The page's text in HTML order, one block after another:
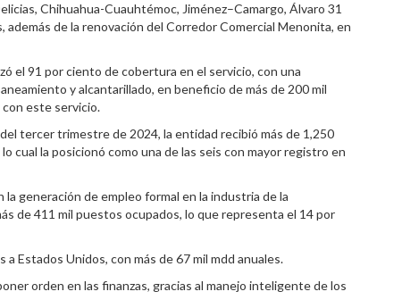
Chihuahua-Cuauhtémoc, Jiménez–Camargo, Álvaro 31
además de la renovación del Corredor Comercial Menonita, en
el 91 por ciento de cobertura en el servicio, con una
y alcantarillado, en beneficio de más de 200 mil
este servicio.
tercer trimestre de 2024, la entidad recibió más de 1,250
cual la posicionó como una de las seis con mayor registro en
generación de empleo formal en la industria de la
de 411 mil puestos ocupados, lo que representa el 14 por
Estados Unidos, con más de 67 mil mdd anuales.
orden en las finanzas, gracias al manejo inteligente de los